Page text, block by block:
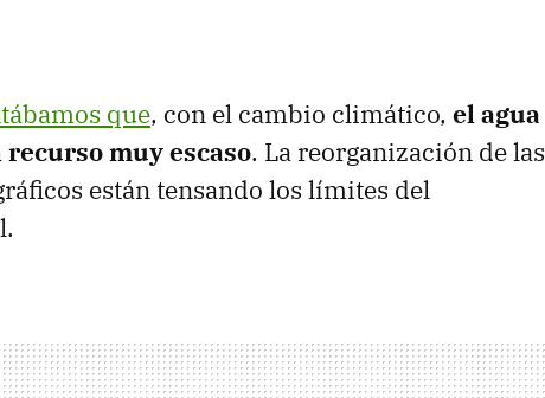
que, con el cambio climático, el agua
muy escaso. La reorganización de las
están tensando los límites del